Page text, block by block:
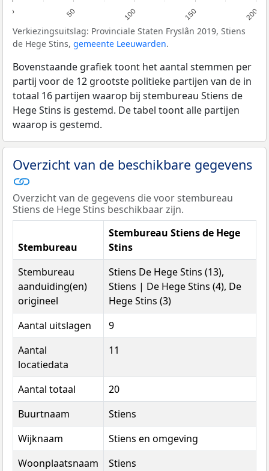
0 50 100 150 200
Verkiezingsuitslag: Provinciale Staten Fryslân 2019, Stiens
de Hege Stins, gemeente Leeuwarden.
Bovenstaande grafiek toont het aantal stemmen per
partij voor de 12 grootste politieke partijen van de in
totaal 16 partijen waarop bij stembureau Stiens de
Hege Stins is gestemd. De tabel toont alle partijen
waarop is gestemd.
Overzicht van de beschikbare gegevens
Overzicht van de gegevens die voor stembureau
Stiens de Hege Stins beschikbaar zijn.
Stembureau
Stembureau Stiens de Hege
Stins
Stembureau
aanduiding(en)
origineel
Stiens De Hege Stins (13),
Stiens | De Hege Stins (4), De
Hege Stins (3)
Aantal uitslagen
9
Aantal
locatiedata
11
Aantal totaal
20
Buurtnaam
Stiens
Wijknaam
Stiens en omgeving
Woonplaatsnaam
Stiens